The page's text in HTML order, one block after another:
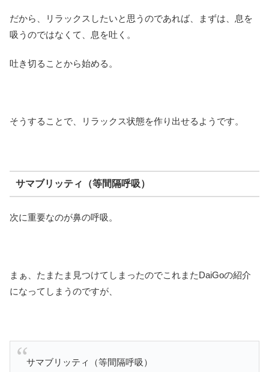
だから、リラックスしたいと思うのであれば、まずは、息を
吸うのではなくて、息を吐く。
吐き切ることから始める。
そうすることで、リラックス状態を作り出せるようです。
サマブリッティ（等間隔呼吸）
次に重要なのが鼻の呼吸。
まぁ、たまたま見つけてしまったのでこれまたDaiGoの紹介
になってしまうのですが、
サマブリッティ（等間隔呼吸）